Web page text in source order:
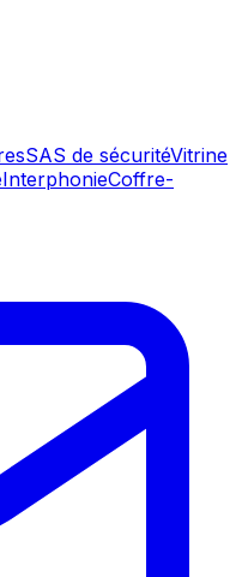
SAS de sécuritéVitrine
InterphonieCoffre-